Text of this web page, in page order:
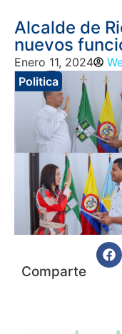
Alcalde de
nuevos
Enero 11, 2024
Politica
Comparte